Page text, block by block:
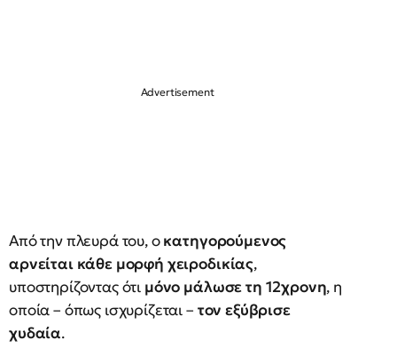
Από την πλευρά του, οκατηγορούμενος
αρνείται κάθε μορφή χειροδικίας,
υποστηρίζοντας ότι μόνο μάλωσε τη 12χρονη, η
οποία – όπως ισχυρίζεται – τον εξύβρισε
χυδαία.